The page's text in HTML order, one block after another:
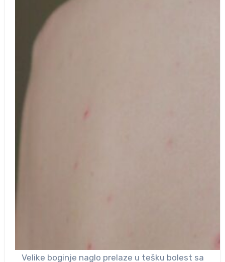
Velike boginje naglo prelaze u tešku bolest sa